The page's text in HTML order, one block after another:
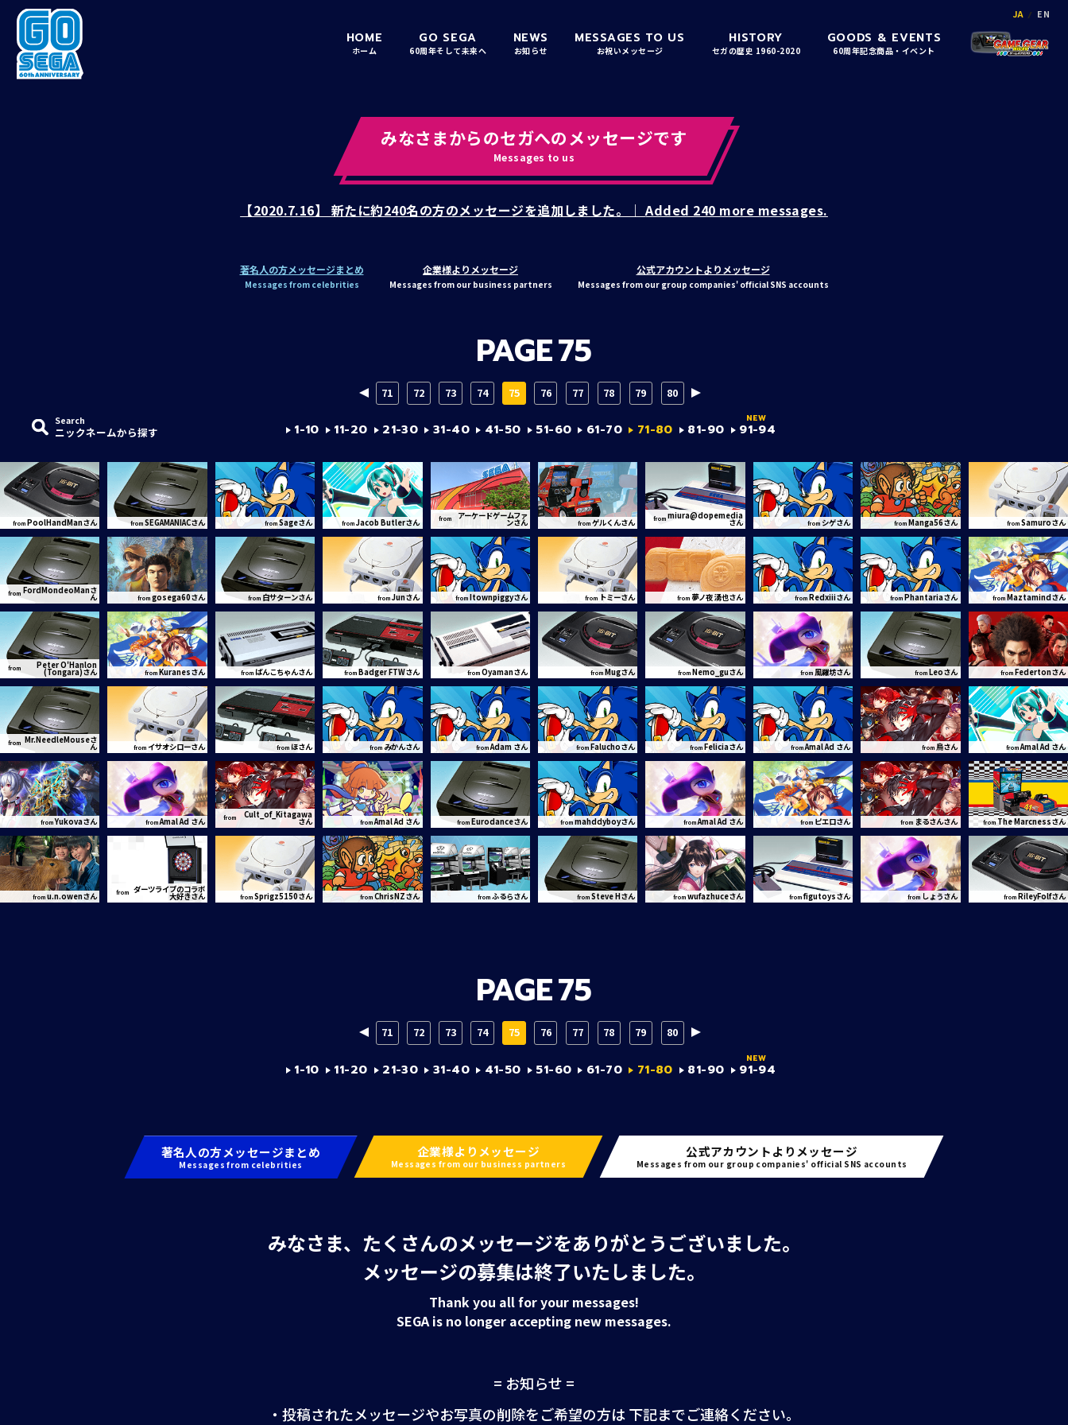
HOME
ホーム
GO SEGA
60周年そして未来へ
NEWS
お知らせ
MESSAGES TO US
お祝いメッセージ
HISTORY
セガの歴史 1960-2020
GOODS & EVENTS
60周年記念商品・イベント
JA EN
みなさまからのセガへのメッセージです
Messages to us
【2020.7.16】 新たに約240名の方のメッセージを追加しました。｜Added 240 more messages.
著名人の方メッセージまとめ
Messages from celebrities
企業様よりメッセージ
Messages from our business partners
公式アカウントよりメッセージ
Messages from our group companies' official SNS accounts
PAGE75
71 72 73 74 75 76 77 78 79 80
1-10 11-20 21-30 31-40 41-50 51-60 61-70 71-80 81-90 91-94
Search
ニックネームから探す
from PoolHandManさん from SEGAMANIACさん from Sageさん from Jacob Butlerさん from アーケードゲームファ
ンさん from ゲルくんさん from miura@dopemedia
さん from シゲさん from Manga56さん from Samuroさん
from FordMondeoManさ
ん from gosega60さん from 白サターンさん from Junさん from Itownpiggyさん from トミーさん from 夢ノ夜 湧也さん from Redxiiiさん from Phantariaさん from Maztamindさん
from Peter O'Hanlon
(Tongara)さん from Kuranesさん from ぱんこちゃんさん from Badger FTWさん from Oyamanさん from Mugさん from Nemo_guさん from 風羅坊さん from Leoさん from Federtonさん
from Mr.NeedleMouseさ
ん from イサオシローさん from ほさん from みかんさん from Adam さん from Faluchoさん from Feliciaさん from Amal Ad さん from 烏さん from Amal Ad さん
from Yukovaさん from Amal Ad さん from Cult_of_Kitagawa
さん from Amal Ad さん from Eurodanceさん from mahddyboyさん from Amal Ad さん from ピエロさん from まるさんさん from The Marcnessさん
from u.n.owenさん from ダーツライブのコラボ
大好きさん from Sprigz5150さん from ChrisNZさん from ふるらさん from Steve Hさん from wufazhuceさん from figutoysさん from しょうさん from RileyFolfさん
PAGE75
71 72 73 74 75 76 77 78 79 80
1-10 11-20 21-30 31-40 41-50 51-60 61-70 71-80 81-90 91-94
著名人の方メッセージまとめ
Messages from celebrities
企業様よりメッセージ
Messages from our business partners
公式アカウントよりメッセージ
Messages from our group companies' official SNS accounts
みなさま、たくさんのメッセージをありがとうございました。
メッセージの募集は終了いたしました。
Thank you all for your messages!
SEGA is no longer accepting new messages.
= お知らせ =
・投稿されたメッセージやお写真の削除をご希望の方は下記までご連絡ください。